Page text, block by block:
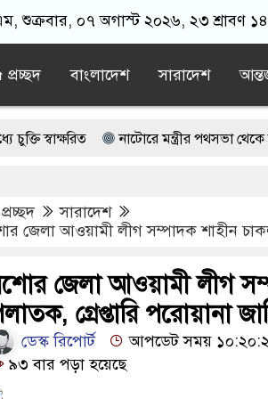
, শুক্রবার, ০৭ অগাস্ট ২০২৬, ২৩ শ্রাবণ
প্রচ্ছদ বাংলাদেশ সারাদেশ
নাটোরে মন্ত্রীর পথসভা থেকে উদ্ধার
অগ্নিসংযোগের চেষ্টা, সিসিটিভিতে ৭ যুবক
ছাত্রী ড. ইউনূসের চেয়ে
প্রচ্ছদ
সারাদেশ
জেলা আওয়ামী লীগ সম্পাদক শাহীন
জেলা আওয়ামী লীগ
গ্রেপ্তারি পরোয়ানা
ডেস্ক রিপোর্ট
আপডেট সময়
৯৩ বার পড়া হয়েছে